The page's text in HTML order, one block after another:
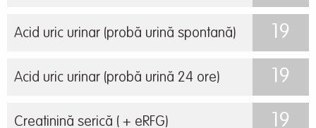
Acid uric urinar (probă urină spontană) 19
Acid uric urinar (probă urină 24 ore) 19
Creatinină serică ( + eRFG) 19